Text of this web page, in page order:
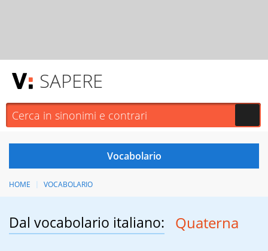
SAPERE
HOME VOCABOLARIO
Dal vocabolario italiano: Quaterna